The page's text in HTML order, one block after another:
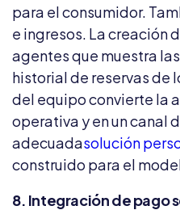
para el consumidor.
e ingresos. La creación
agentes que muestra
historial de reservas de
del equipo convierte la
operativa y en un canal
adecuadasolución
construido para el
8. Integración de pago